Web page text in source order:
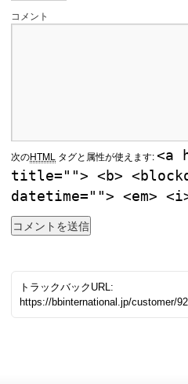
コメント
次のHTML タグと属性が使えます:<a
title=""> <b>
datetime=""> <em>
トラックバックURL:
https://bbinternational.jp/customer/